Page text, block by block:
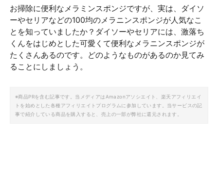
お掃除に便利なメラミンスポンジですが、実は、ダイソ
ーやセリアなどの100均のメラニンスポンジが人気なこ
とを知っていましたか？ダイソーやセリアには、激落ち
くんをはじめとした可愛くて便利なメラニンスポンジが
たくさんあるのです。どのようなものがあるのか見てみ
ることにしましょう。
※商品PRを含む記事です。当メディアはAmazonアソシエイト、楽天アフィリエイ
トを始めとした各種アフィリエイトプログラムに参加しています。当サービスの記
事で紹介している商品を購入すると、売上の一部が弊社に還元されます。